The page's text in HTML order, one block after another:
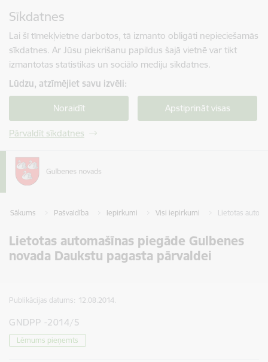
Sīkdatnes
Lai šī tīmekļvietne darbotos, tā izmanto obligāti nepieciešamās
sīkdatnes. Ar Jūsu piekrišanu papildus šajā vietnē var tikt
izmantotas statistikas un sociālo mediju sīkdatnes.
Lūdzu, atzīmējiet savu izvēli:
Noraidīt Apstiprināt visas
Pārvaldīt sīkdatnes
Sākums Pašvaldība Iepirkumi Visi iepirkumi Lietotas
Lietotas automašīnas piegāde Gulbenes
novada Daukstu pagasta pārvaldei
Publikācijas datums: 12.08.2014.
GNDPP -2014/5
Lēmums pieņemts